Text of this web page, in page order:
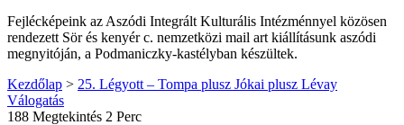
Fejlécképeink az Aszódi Integrált Kulturális Intézménnyel közösen
rendezett Sör és kenyér c. nemzetközi mail art kiállításunk aszódi
megnyitóján, a Podmaniczky-kastélyban készültek.
Kezdőlap > 25. Légyott – Tompa plusz Jókai plusz Lévay
Válogatás
188 Megtekintés 2 Perc